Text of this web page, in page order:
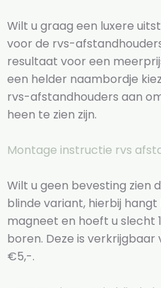
Wilt u graag een luxere
voor de rvs-
resultaat voor een
een helder naambordje
rvs-afstandhouders aan
heen te zien zijn.
Montage instructie rvs
Wilt u geen bevesting zien
blinde variant, hierbij
magneet en hoeft u slecht
boren. Deze is
€5,-.